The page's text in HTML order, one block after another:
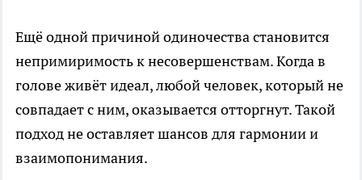
Ещё одной причиной одиночества становится
непримиримость к несовершенствам. Когда в
голове живёт идеал, любой человек, который не
совпадает с ним, оказывается отторгнут. Такой
подход не оставляет шансов для гармонии и
взаимопонимания.